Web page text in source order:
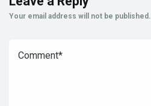
Your email address will not be published.